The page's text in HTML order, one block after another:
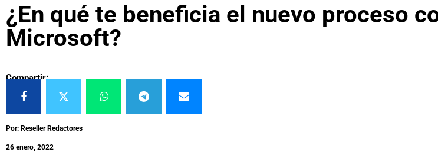
¿En qué te beneficia el nuevo proceso
Microsoft?
Compartir:
Por: Reseller Redactores
26 enero, 2022